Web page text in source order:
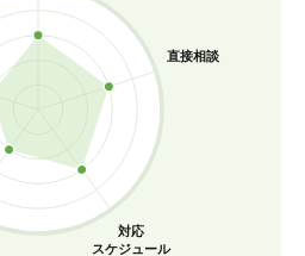
直接相談
対応
スケジュール